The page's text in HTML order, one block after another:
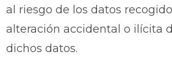
al riesgo de los datos
alteración accidental o ilícita
dichos datos.